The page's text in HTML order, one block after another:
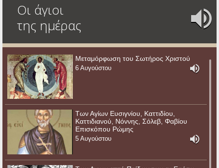
Οι άγιοι
της ημέρας
Μεταμόρφωση του Σωτήρος Χριστού
6 Αυγούστου
Των Αγίων Ευσιγνίου, Καττιδίου,
Καττιδιανού, Νόννης, Σόλεβ, Φαβίου
Επισκόπου Ρώμης
5 Αυγούστου